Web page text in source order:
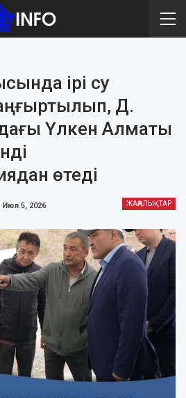
ірі су
Д.
Үлкен Алматы
өтеді
ЖАҢАЛЫҚТАР
Июл 5, 2026